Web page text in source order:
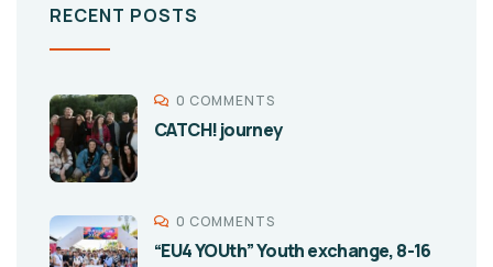
RECENT POSTS
0 COMMENTS
CATCH! journey
0 COMMENTS
“EU4 YOUth” Youth exchange, 8-16